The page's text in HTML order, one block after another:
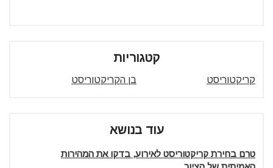
קטגוריות
קריקטוריסט בן הקריקטוריסט
עוד בנושא
טרם בחירת קריקטוריסט לאירוע, בדקו את המהירות